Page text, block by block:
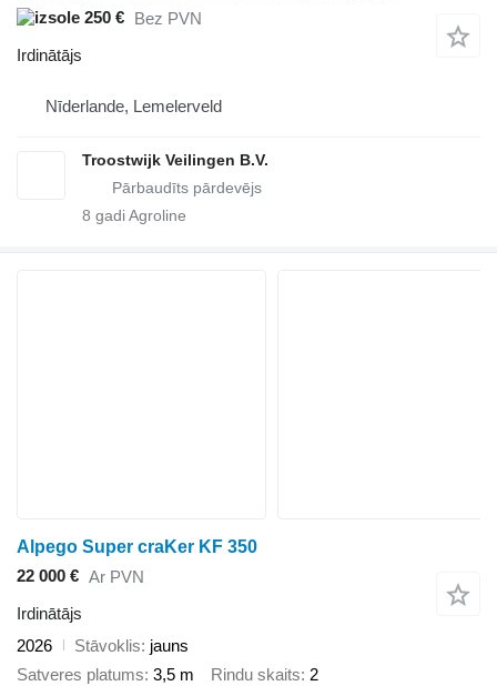
250 € Bez PVN
Irdinātājs
Nīderlande, Lemelerveld
Troostwijk Veilingen B.V.
8 gadi Agroline
Alpego Super craKer KF 350
22 000 € Ar PVN
Irdinātājs
2026
Stāvoklis jauns
Satveres platums 3,5 m Rindu skaits 2